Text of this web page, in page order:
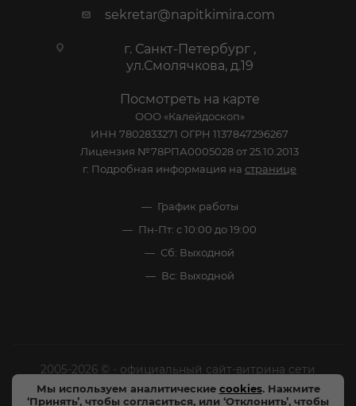
Мы используем аналитические cookies. Нажмите
‘Принять’, чтобы согласиться, или ‘Отклонить’, чтобы
sekretar@napitkimira.com
г. Санкт-Петербург ,
ул.Смолячкова, д.19
Посмотреть на карте
ООО «Калейдоскоп»
ИНН 7802833271 ОГРН 1137847296267
Лицензия №78РПА0005028 от 25.10.2013
г. Подробная информация на странице
График работы
Пн-Пт: с 10:00 до 19:00
Сб: Выходной
Вс: Выходной
2005-2026 © - официальный сайт-витрина сети
специализированных напитков "Калейдоскоп Напитков